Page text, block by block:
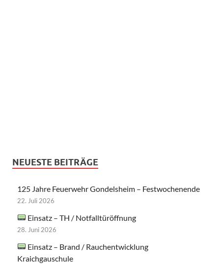
NEUESTE BEITRÄGE
125 Jahre Feuerwehr Gondelsheim – Festwochenende
22. Juli 2026
Einsatz – TH / Notfalltüröffnung
28. Juni 2026
Einsatz – Brand / Rauchentwicklung
Kraichgauschule